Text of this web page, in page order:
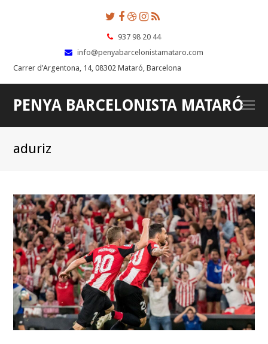
Twitter
Facebook
Dribbble
Instagram
937 98 20 44
info@penyabarcelonistamataro.com
Carrer d'Argentona, 14, 08302 Mataró, Barcelona
PENYA BARCELONISTA MATARÓ
aduriz